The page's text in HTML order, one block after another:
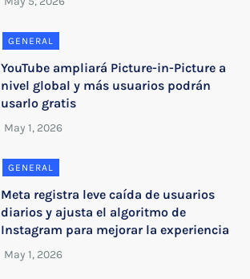
GENERAL
YouTube ampliará Picture-in-Picture a
nivel global y más usuarios podrán
usarlo gratis
GENERAL
Meta registra leve caída de usuarios
diarios y ajusta el algoritmo de
Instagram para mejorar la experiencia